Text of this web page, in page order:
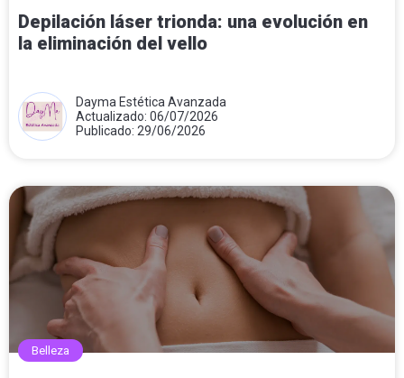
Depilación láser trionda: una evolución en
la eliminación del vello
Dayma Estética Avanzada
Actualizado: 06/07/2026
Publicado: 29/06/2026
Belleza